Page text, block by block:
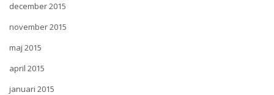
december 2015
november 2015
maj 2015
april 2015
januari 2015